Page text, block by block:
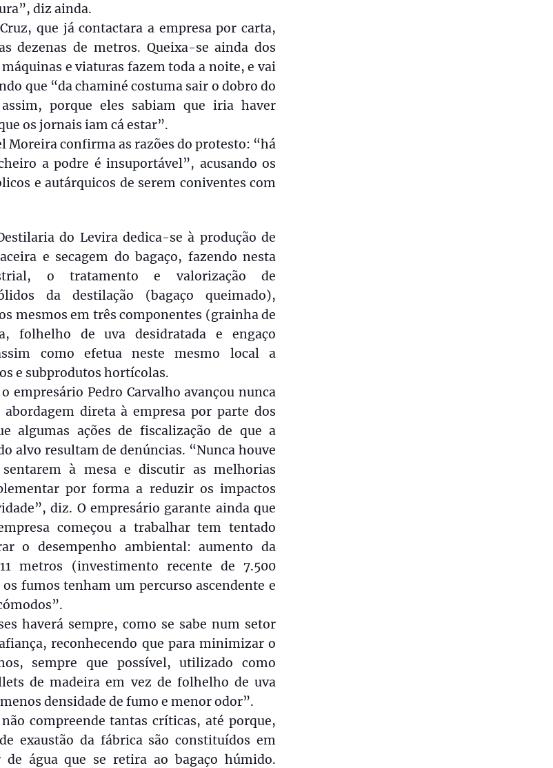
diz ainda.
que já contactara a empresa por carta,
dezenas de metros. Queixa-se ainda dos
e viaturas fazem toda a noite, e vai
que “da chaminé costuma sair o dobro do
porque eles sabiam que iria haver
os jornais iam cá estar”.
Moreira confirma as razões do protesto: “há
a podre é insuportável”, acusando os
e autárquicos de serem coniventes com
do Levira dedica-se à produção de
e secagem do bagaço, fazendo nesta
o tratamento e valorização de
da destilação (bagaço queimado),
mesmos em três componentes (grainha de
folhelho de uva desidratada e engaço
como efetua neste mesmo local a
e subprodutos hortícolas.
empresário Pedro Carvalho avançou nunca
direta à empresa por parte dos
algumas ações de fiscalização de que a
alvo resultam de denúncias. “Nunca houve
à mesa e discutir as melhorias
por forma a reduzir os impactos
diz. O empresário garante ainda que
começou a trabalhar tem tentado
o desempenho ambiental: aumento da
metros (investimento recente de 7.500
fumos tenham um percurso ascendente e
haverá sempre, como se sabe num setor
reconhecendo que para minimizar o
sempre que possível, utilizado como
de madeira em vez de folhelho de uva
densidade de fumo e menor odor”.
compreende tantas críticas, até porque,
exaustão da fábrica são constituídos em
água que se retira ao bagaço húmido.